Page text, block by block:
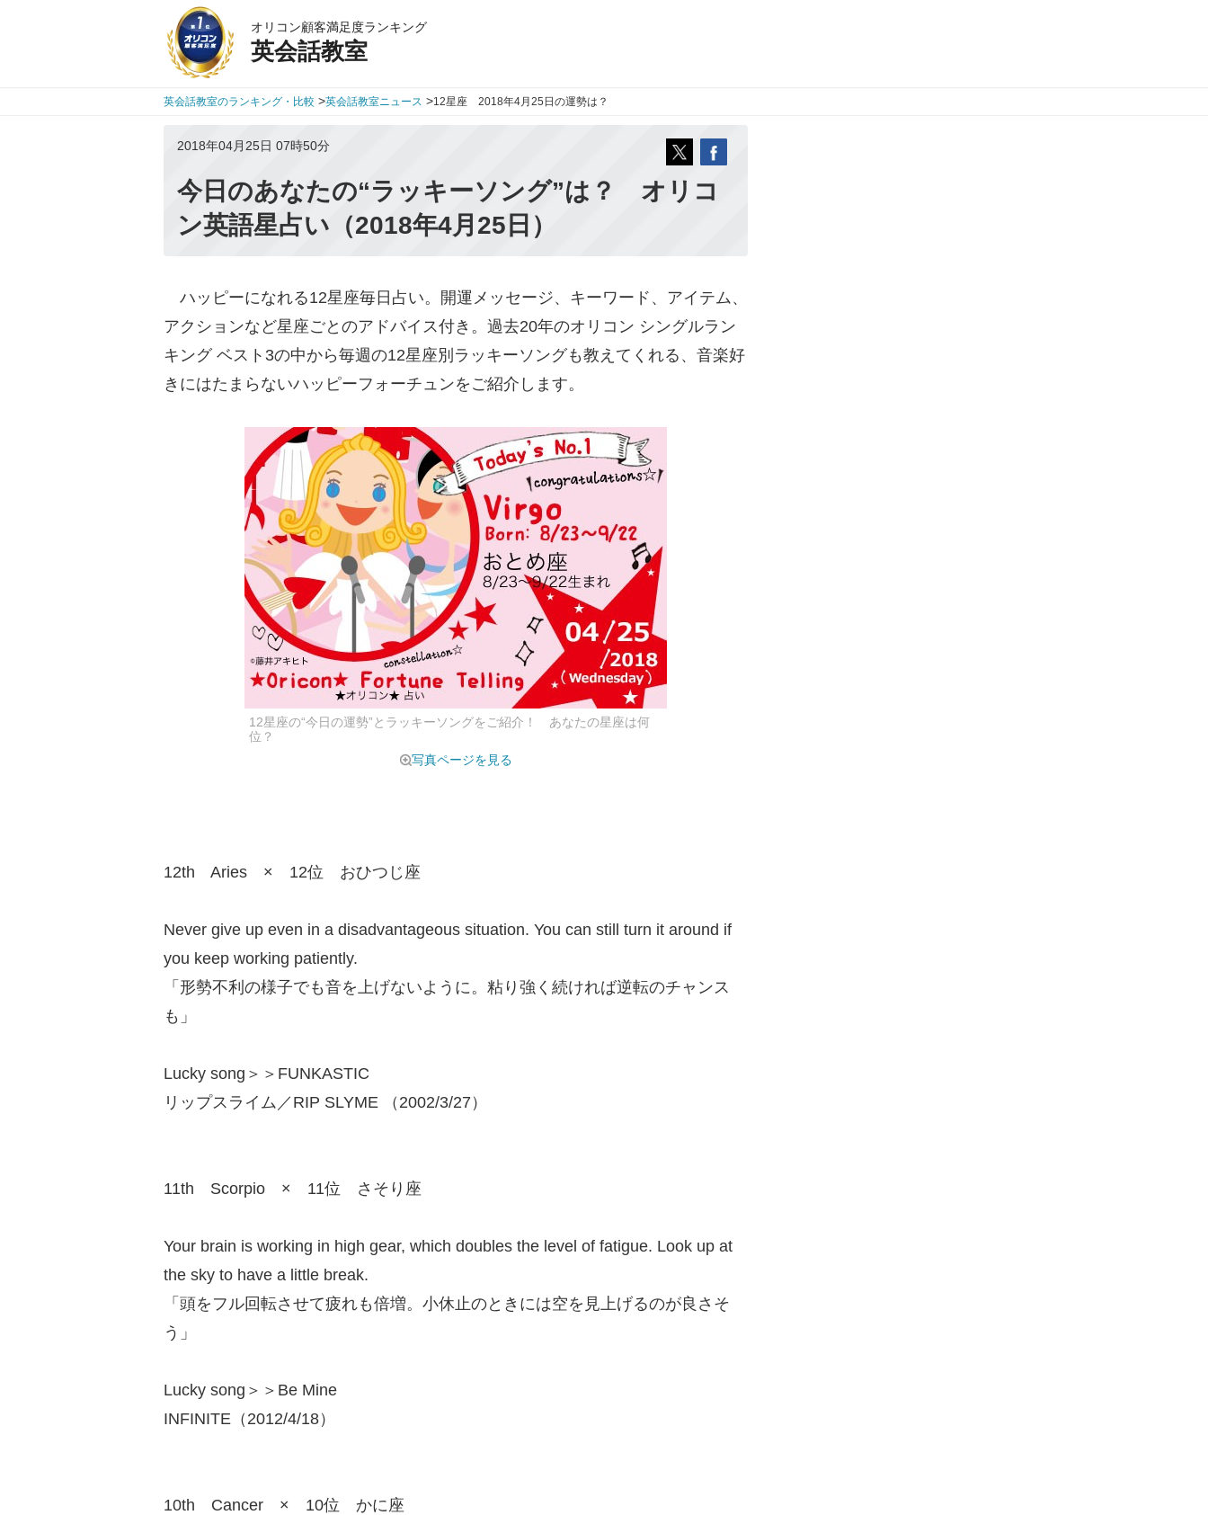
オリコン顧客満足度ランキング
英会話教室
英会話教室のランキング・比較 >英会話教室ニュース >12星座 2018年4月25日の運勢は？
2018年04月25日 07時50分
今日のあなたの“ラッキーソング”は？ オリコ
ン英語星占い（2018年4月25日）
ハッピーになれる12星座毎日占い。開運メッセージ、キーワード、アイテム、
アクションなど星座ごとのアドバイス付き。過去20年のオリコン シングルラン
キング ベスト3の中から毎週の12星座別ラッキーソングも教えてくれる、音楽好
きにはたまらないハッピーフォーチュンをご紹介します。
12星座の“今日の運勢”とラッキーソングをご紹介！ あなたの星座は何
位？
写真ページを見る
12th Aries × 12位 おひつじ座
Never give up even in a disadvantageous situation. You can still turn it around if
you keep working patiently.
「形勢不利の様子でも音を上げないように。粘り強く続ければ逆転のチャンス
も」
Lucky song＞＞FUNKASTIC
リップスライム／RIP SLYME （2002/3/27）
11th Scorpio × 11位 さそり座
Your brain is working in high gear, which doubles the level of fatigue. Look up at
the sky to have a little break.
「頭をフル回転させて疲れも倍増。小休止のときには空を見上げるのが良さそ
う」
Lucky song＞＞Be Mine
INFINITE（2012/4/18）
10th Cancer × 10位 かに座